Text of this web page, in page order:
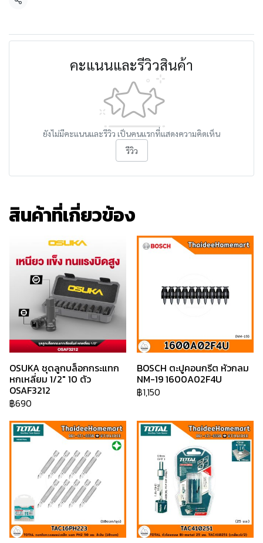
แชร์
คะแนนและรีวิวสินค้า
ยังไม่มีคะแนนและรีวิว เป็นคนแรกที่แสดงความคิดเห็น
รีวิว
สินค้าที่เกี่ยวข้อง
OSUKA ชุดลูกบล็อกกระแทก
หกเหลี่ยม 1/2" 10 ตัว
OSAF3212
฿690
BOSCH ตะปูคอนกรีต หัวกลม
NM-19 1600A02F4U
฿1,150